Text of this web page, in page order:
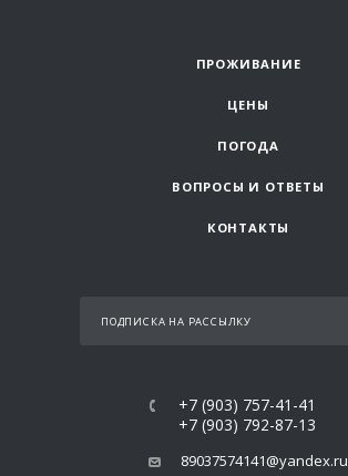
ПРОЖИВАНИЕ
ЦЕНЫ
ПОГОДА
ВОПРОСЫ И ОТВЕТЫ
КОНТАКТЫ
ПОДПИСКА НА РАССЫЛКУ
+7 (903) 757-41-41
+7 (903) 792-87-13
89037574141@yandex.ru